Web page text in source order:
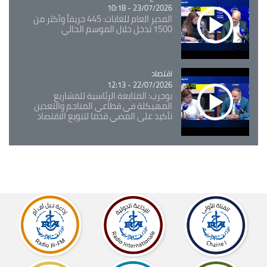
23/07/2026 - 10:18
المدير العام للغابات: 445 حريقاً وأكثر من
1500 تدخل خلال الموسم الحالي
Catégorie
اقتصاد
22/07/2026 - 12:13
بوحرب: المتابعة الرئاسية للمشاريع
المهيكلة في قطاعي المناجم والتعدين
تأكيد على المضي قدما لتنويع الاقتصاد